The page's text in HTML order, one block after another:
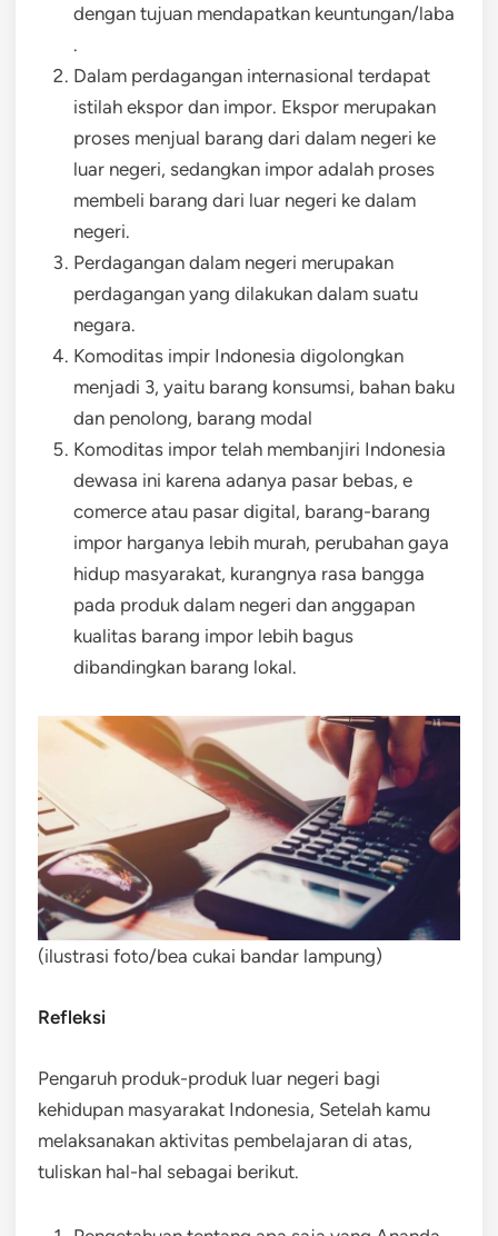
dengan tujuan mendapatkan keuntungan/laba
.
Dalam perdagangan internasional terdapat
istilah ekspor dan impor. Ekspor merupakan
proses menjual barang dari dalam negeri ke
luar negeri, sedangkan impor adalah proses
membeli barang dari luar negeri ke dalam
negeri.
Perdagangan dalam negeri merupakan
perdagangan yang dilakukan dalam suatu
negara.
Komoditas impir Indonesia digolongkan
menjadi 3, yaitu barang konsumsi, bahan baku
dan penolong, barang modal
Komoditas impor telah membanjiri Indonesia
dewasa ini karena adanya pasar bebas, e
comerce atau pasar digital, barang-barang
impor harganya lebih murah, perubahan gaya
hidup masyarakat, kurangnya rasa bangga
pada produk dalam negeri dan anggapan
kualitas barang impor lebih bagus
dibandingkan barang lokal.
(ilustrasi foto/bea cukai bandar lampung)
Refleksi
Pengaruh produk-produk luar negeri bagi
kehidupan masyarakat Indonesia, Setelah kamu
melaksanakan aktivitas pembelajaran di atas,
tuliskan hal-hal sebagai berikut.